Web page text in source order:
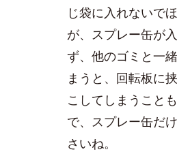
じ袋に入れないで
が、スプレー缶が
ず、他のゴミと一
まうと、回転板に
こしてしまうこと
で、スプレー缶だ
さいね。